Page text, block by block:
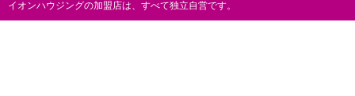
イオンハウジングの加盟店は、すべて独立自営です。